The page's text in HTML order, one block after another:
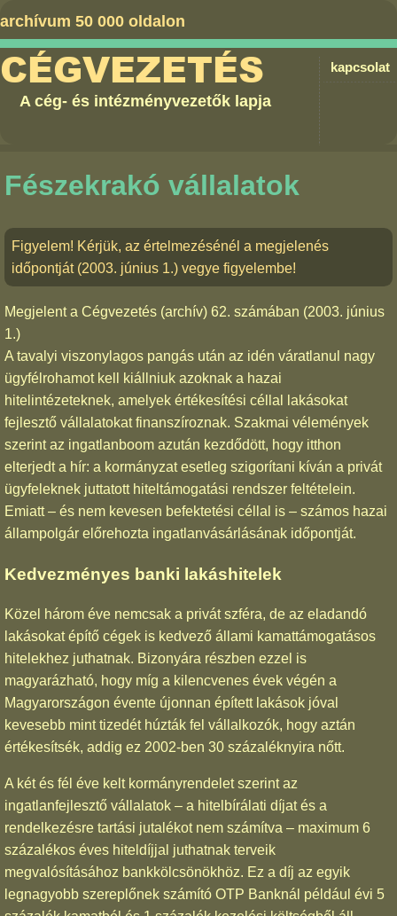
archívum 50 000 oldalon
kapcsolat
CÉGVEZETÉS
A cég- és intézményvezetők lapja
Fészekrakó vállalatok
Figyelem! Kérjük, az értelmezésénél a megjelenés
időpontját (2003. június 1.) vegye figyelembe!
Megjelent a Cégvezetés (archív) 62. számában (2003. június
1.)
A tavalyi viszonylagos pangás után az idén váratlanul nagy
ügyfélrohamot kell kiállniuk azoknak a hazai
hitelintézeteknek, amelyek értékesítési céllal lakásokat
fejlesztő vállalatokat finanszíroznak. Szakmai vélemények
szerint az ingatlanboom azután kezdődött, hogy itthon
elterjedt a hír: a kormányzat esetleg szigorítani kíván a privát
ügyfeleknek juttatott hiteltámogatási rendszer feltételein.
Emiatt – és nem kevesen befektetési céllal is – számos hazai
állampolgár előrehozta ingatlanvásárlásának időpontját.
Kedvezményes banki lakáshitelek
Közel három éve nemcsak a privát szféra, de az eladandó
lakásokat építő cégek is kedvező állami kamattámogatásos
hitelekhez juthatnak. Bizonyára részben ezzel is
magyarázható, hogy míg a kilencvenes évek végén a
Magyarországon évente újonnan épített lakások jóval
kevesebb mint tizedét húzták fel vállalkozók, hogy aztán
értékesítsék, addig ez 2002-ben 30 százaléknyira nőtt.
A két és fél éve kelt kormányrendelet szerint az
ingatlanfejlesztő vállalatok – a hitelbírálati díjat és a
rendelkezésre tartási jutalékot nem számítva – maximum 6
százalékos éves hiteldíjjal juthatnak terveik
megvalósításához bankkölcsönökhöz. Ez a díj az egyik
legnagyobb szereplőnek számító OTP Banknál például évi 5